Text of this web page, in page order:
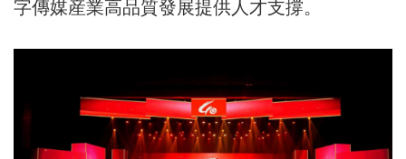
字傳媒産業高品質發展提供人才支撐。